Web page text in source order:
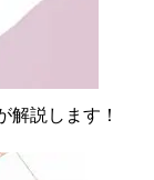
解説します！